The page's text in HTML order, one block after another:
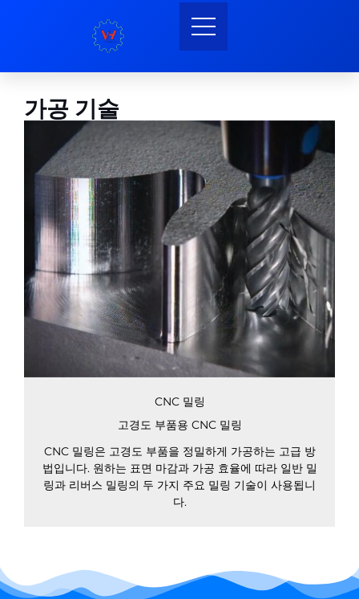
가공 기술
CNC 밀링
고경도 부품용 CNC 밀링
CNC 밀링은 고경도 부품을 정밀하게 가공하는 고급 방
법입니다. 원하는 표면 마감과 가공 효율에 따라 일반 밀
링과 리버스 밀링의 두 가지 주요 밀링 기술이 사용됩니
다.